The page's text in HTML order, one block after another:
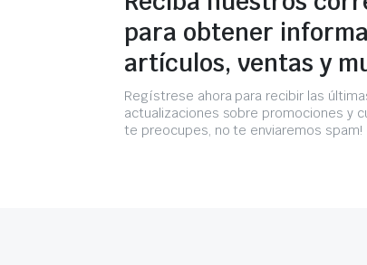
para obtener
artículos, ventas y
Regístrese ahora para recibir las
actualizaciones sobre promociones y
te preocupes, no te enviaremos spam!